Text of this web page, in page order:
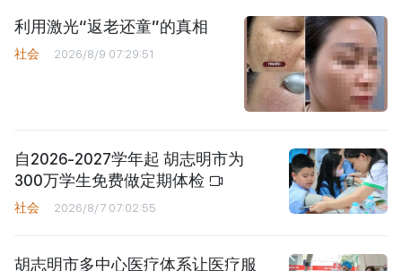
利用激光“返老还童”的真相
社会 2026/8/9 07:29:51
自2026-2027学年起 胡志明市为
300万学生免费做定期体检
社会 2026/8/7 07:02:55
胡志明市多中心医疗体系让医疗服